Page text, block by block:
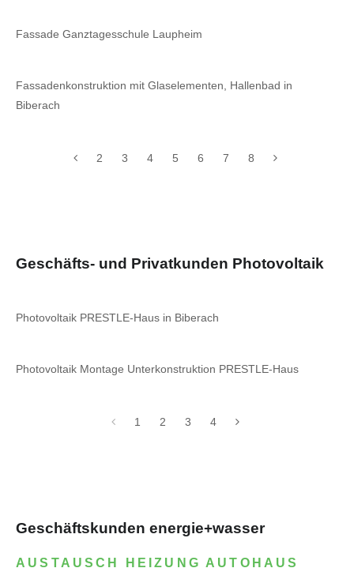
Fassade Ganztagesschule Laupheim
Fassadenkonstruktion mit Glaselementen, Hallenbad in
Biberach
2 3 4 5 6 7 8
Geschäfts- und Privatkunden Photovoltaik
Photovoltaik PRESTLE-Haus in Biberach
Photovoltaik Montage Unterkonstruktion PRESTLE-Haus
1 2 3 4
Geschäftskunden energie+wasser
AUSTAUSCH HEIZUNG AUTOHAUS